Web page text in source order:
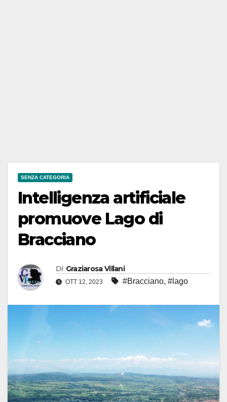
SENZA CATEGORIA
Intelligenza artificiale
promuove Lago di
Bracciano
Di Graziarosa Villani
OTT 12, 2023 #Bracciano, #lago